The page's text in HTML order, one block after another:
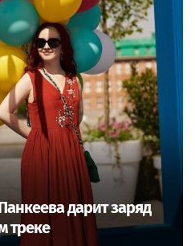
дарит заряд
треке